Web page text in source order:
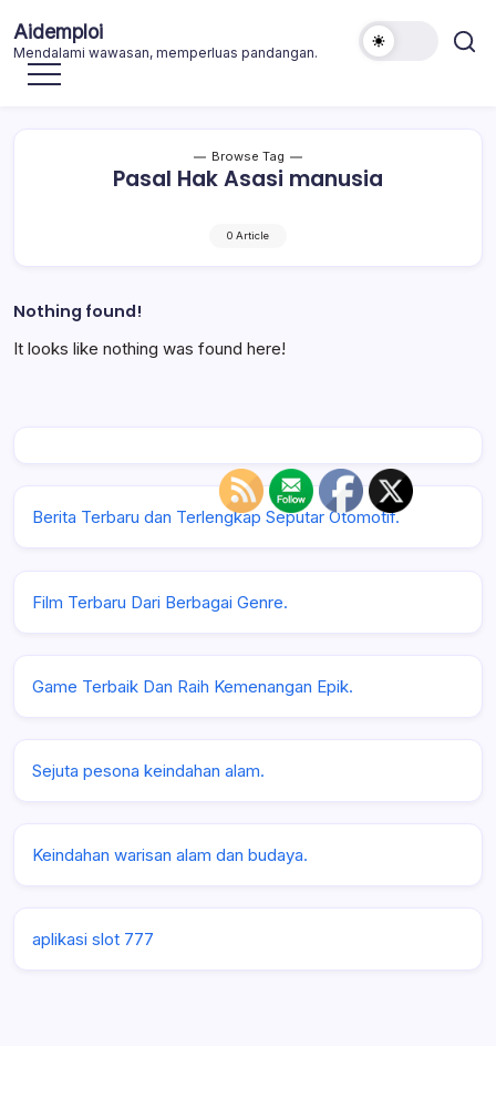
to
content
Aidemploi
Mendalami wawasan, memperluas pandangan.
Browse Tag
Pasal Hak Asasi manusia
0 Article
Nothing found!
It looks like nothing was found here!
Berita Terbaru dan Terlengkap Seputar Otomotif.
Film Terbaru Dari Berbagai Genre.
Game Terbaik Dan Raih Kemenangan Epik.
Sejuta pesona keindahan alam.
Keindahan warisan alam dan budaya.
aplikasi slot 777